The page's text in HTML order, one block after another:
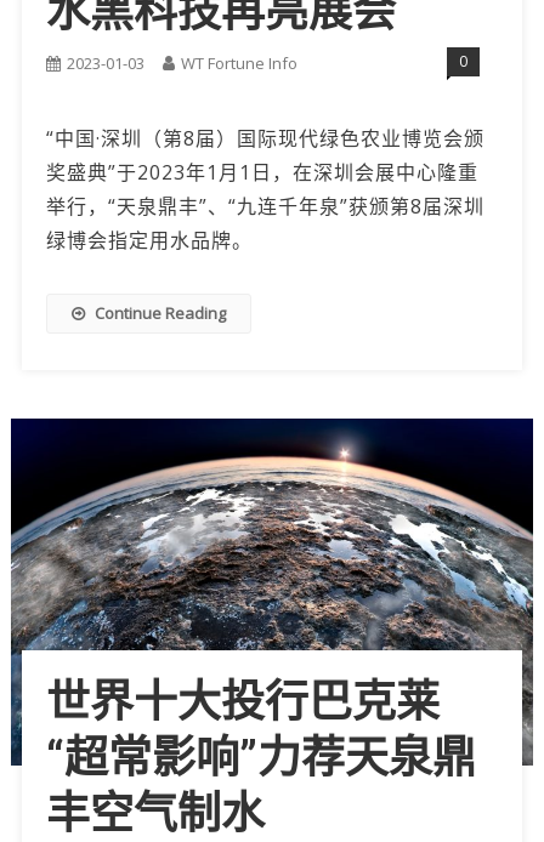
水黑科技再亮展会
2023-01-03 WT Fortune Info 0
“中国·深圳（第8届）国际现代绿色农业博览会颁
奖盛典”于2023年1月1日，在深圳会展中心隆重
举行，“天泉鼎丰”、“九连千年泉”获颁第8届深圳
绿博会指定用水品牌。
Continue Reading
世界十大投行巴克莱
“超常影响”力荐天泉鼎
丰空气制水